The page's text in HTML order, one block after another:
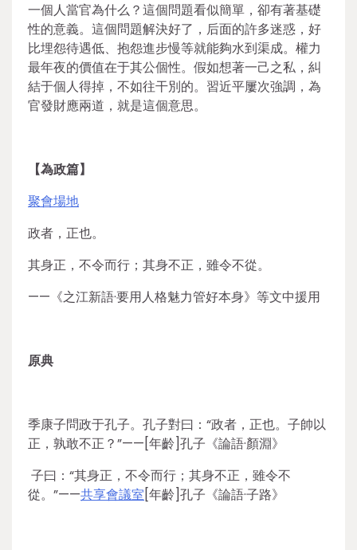
一個人當官為什么？這個問題看似簡單，卻有著基礎
性的意義。這個問題解決好了，后面的許多迷惑，好
比埋怨待遇低、抱怨進步慢等就能夠水到渠成。權力
最年夜的價值在于其公個性。假如想著一己之私，糾
結于個人得掉，不如往干別的。習近平屢次強調，為
官發財應兩道，就是這個意思。
【為政篇】
聚會場地
政者，正也。
其身正，不令而行；其身不正，雖令不從。
——《之江新語·要用人格魅力管好本身》等文中援用
原典
季康子問政于孔子。孔子對曰：“政者，正也。子帥以
正，孰敢不正？”——[年齡]孔子《論語·顏淵》
子曰：“其身正，不令而行；其身不正，雖令不
從。”——共享會議室[年齡]孔子《論語·子路》